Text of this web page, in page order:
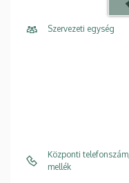
Szervezeti egység
Központi telefonszám,
mellék